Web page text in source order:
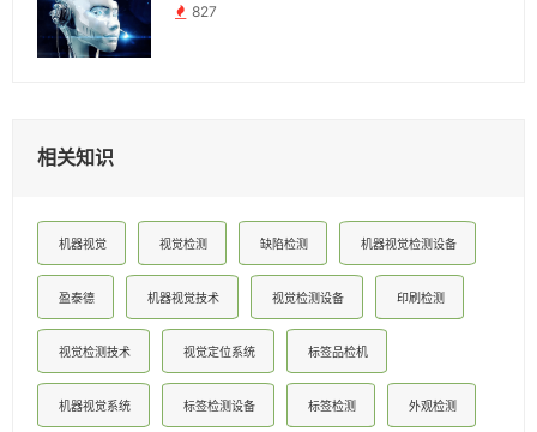
827
相关知识
机器视觉 视觉检测 缺陷检测 机器视觉检测设备
盈泰德 机器视觉技术 视觉检测设备 印刷检测
视觉检测技术 视觉定位系统 标签品检机
机器视觉系统 标签检测设备 标签检测 外观检测